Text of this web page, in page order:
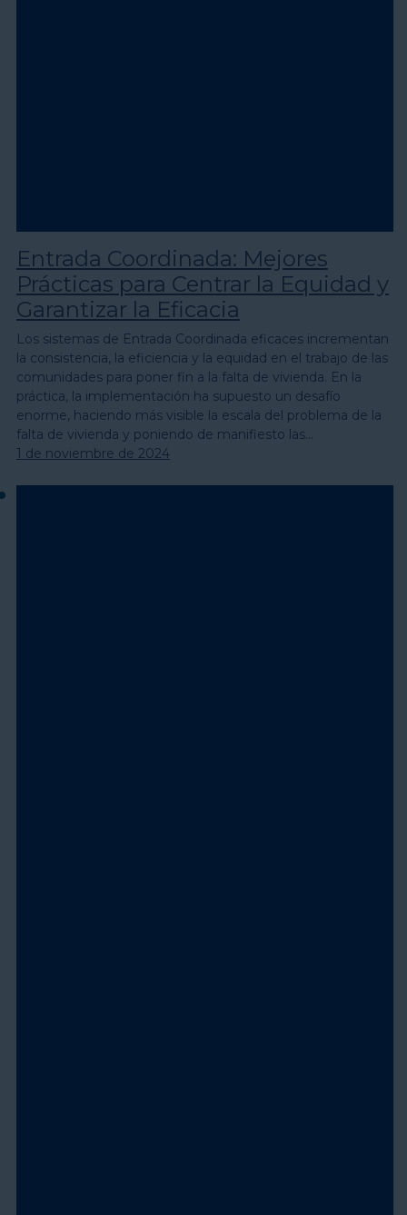
Entrada Coordinada: Mejores
Prácticas para Centrar la Equidad y
Garantizar la Eficacia
Los sistemas de Entrada Coordinada eficaces incrementan
la consistencia, la eficiencia y la equidad en el trabajo de las
comunidades para poner fin a la falta de vivienda. En la
práctica, la implementación ha supuesto un desafío
enorme, haciendo más visible la escala del problema de la
falta de vivienda y poniendo de manifiesto las…
1 de noviembre de 2024